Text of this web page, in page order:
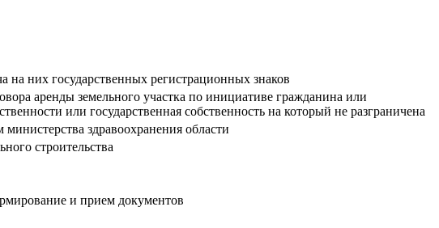
них государственных регистрационных знаков
аренды земельного участка по инициативе гражданина или
или государственная собственность на который не разграничена
здравоохранения области
строительства
и прием документов